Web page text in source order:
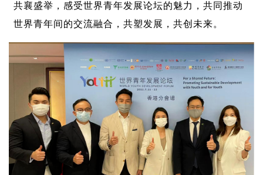
共襄盛举，感受世界青年发展论坛的魅力，共同推动
世界青年间的交流融合，共塑发展，共创未来。